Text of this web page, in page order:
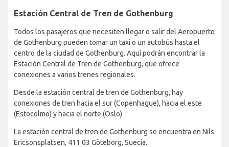
Estación Central de Tren de Gothenburg
Todos los pasajeros que necesiten llegar o salir del Aeropuerto
de Gothenburg pueden tomar un taxi o un autobús hasta el
centro de la ciudad de Gothenburg. Aquí podrán encontrar la
Estación Central de Tren de Gothenburg, que ofrece
conexiones a varios trenes regionales.
Desde la estación central de tren de Gothenburg, hay
conexiones de tren hacia el sur (Copenhague), hacia el este
(Estocolmo) y hacia el norte (Oslo).
La estación central de tren de Gothenburg se encuentra en Nils
Ericsonsplatsen, 411 03 Göteborg, Suecia.